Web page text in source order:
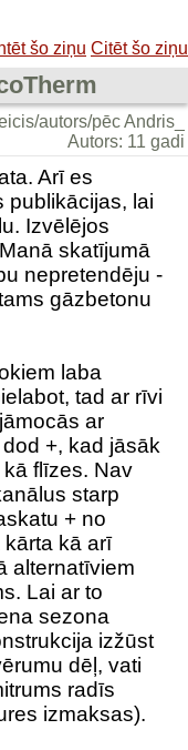
šo ziņu Citēt šo ziņu
autors/pēc Andris_
Autors: 11 gadi
Arī es
publikācijas, lai
Izvēlējos
skatījumā
nepretendēju -
gāzbetonu
laba
tad ar rīvi
ar
+, kad jāsāk
flīzes. Nav
starp
+ no
kā arī
alternatīviem
Lai ar to
sezona
izžūst
dēļ, vati
radīs
izmaksas).